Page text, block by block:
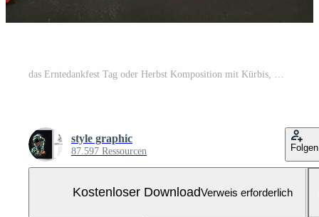
style graphic
87.597 Ressourcen Folgen
Kostenloser DownloadVerweis erforderlich